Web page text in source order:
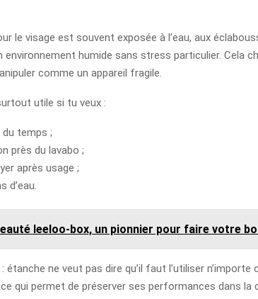
le visage est souvent exposée à l’eau, aux
humide sans stress particulier. Cela
comme un appareil fragile.
utile si tu veux :
du temps ;
près du lavabo ;
après usage ;
d’eau.
leeloo-box, un pionnier pour faire votre
ne veut pas dire qu’il faut l’utiliser n’importe
qui permet de préserver ses performances dans la